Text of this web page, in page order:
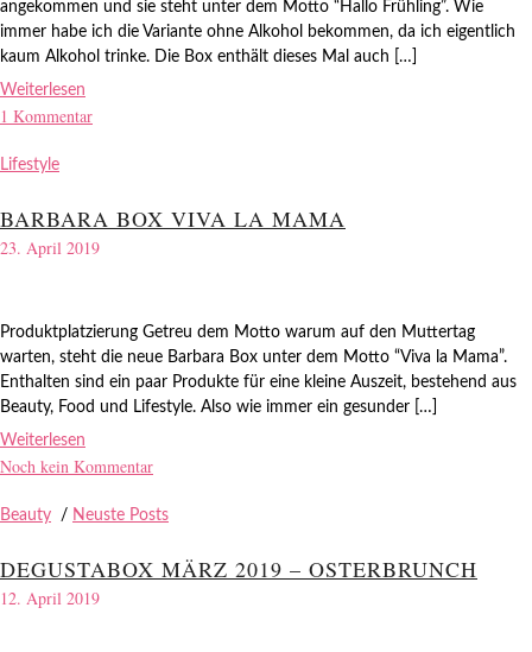
angekommen und sie steht unter dem Motto “Hallo Frühling”. Wie
immer habe ich die Variante ohne Alkohol bekommen, da ich eigentlich
kaum Alkohol trinke. Die Box enthält dieses Mal auch […]
Weiterlesen
1 Kommentar
Lifestyle
BARBARA BOX VIVA LA MAMA
23. April 2019
Produktplatzierung Getreu dem Motto warum auf den Muttertag
warten, steht die neue Barbara Box unter dem Motto “Viva la Mama”.
Enthalten sind ein paar Produkte für eine kleine Auszeit, bestehend aus
Beauty, Food und Lifestyle. Also wie immer ein gesunder […]
Weiterlesen
Noch kein Kommentar
Beauty / Neuste Posts
DEGUSTABOX MÄRZ 2019 – OSTERBRUNCH
12. April 2019